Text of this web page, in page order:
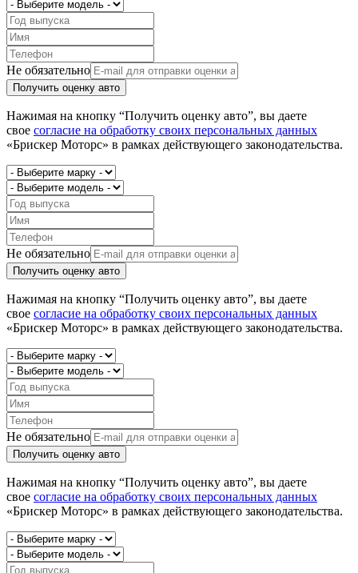
Не обязательно
Получить оценку авто
Нажимая на кнопку “Получить оценку авто”, вы даете
свое согласие на обработку своих персональных данных
«Брискер Моторс» в рамках действующего законодательства.
Не обязательно
Получить оценку авто
Нажимая на кнопку “Получить оценку авто”, вы даете
свое согласие на обработку своих персональных данных
«Брискер Моторс» в рамках действующего законодательства.
Не обязательно
Получить оценку авто
Нажимая на кнопку “Получить оценку авто”, вы даете
свое согласие на обработку своих персональных данных
«Брискер Моторс» в рамках действующего законодательства.